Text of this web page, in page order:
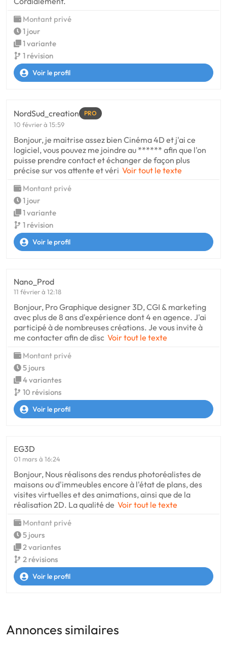
Montant privé
1 jour
1 variante
1 révision
Voir le profil
NordSud_creation PRO
10 février à 15:59
Bonjour, je maitrise assez bien Cinéma 4D et j'ai ce
logiciel, vous pouvez me joindre au ****** afin que l'on
puisse prendre contact et échanger de façon plus
précise sur vos attente et véri Voir tout le texte
Montant privé
1 jour
1 variante
1 révision
Voir le profil
Nano_Prod
11 février à 12:18
Bonjour, Pro Graphique designer 3D, CGI & marketing
avec plus de 8 ans d'expérience dont 4 en agence. J'ai
participé à de nombreuses créations. Je vous invite à
me contacter afin de disc Voir tout le texte
Montant privé
5 jours
4 variantes
10 révisions
Voir le profil
EG3D
01 mars à 16:24
Bonjour, Nous réalisons des rendus photoréalistes de
maisons ou d'immeubles encore à l'état de plans, des
visites virtuelles et des animations, ainsi que de la
réalisation 2D. La qualité de Voir tout le texte
Montant privé
5 jours
2 variantes
2 révisions
Voir le profil
Annonces similaires